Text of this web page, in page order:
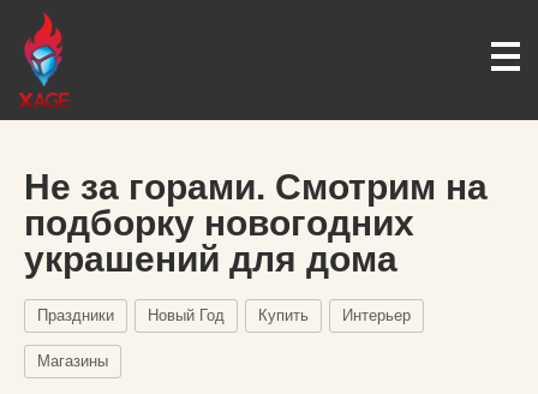
Не за горами. Смотрим на
подборку новогодних
украшений для дома
Праздники Новый Год Купить Интерьер
Магазины